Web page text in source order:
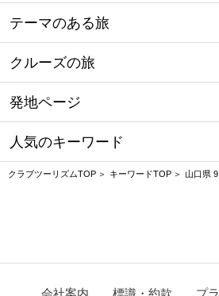
テーマのある旅
クルーズの旅
発地ページ
人気のキーワード
クラブツーリズムTOP キーワードTOP 山口県
会社案内 標識・約款 プ